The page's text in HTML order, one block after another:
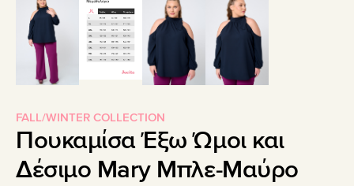
FALL/WINTER COLLECTION
Πουκαμίσα Έξω Ώμοι και
Δέσιμο Mary Μπλε-Μαύρο